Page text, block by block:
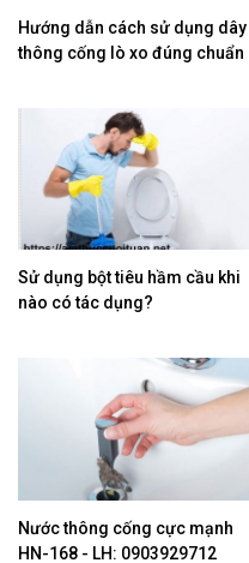
Hướng dẫn cách sử dụng dây
thông cống lò xo đúng chuẩn
Sử dụng bột tiêu hầm cầu khi
nào có tác dụng?
Nước thông cống cực mạnh
HN-168 - LH: 0903929712